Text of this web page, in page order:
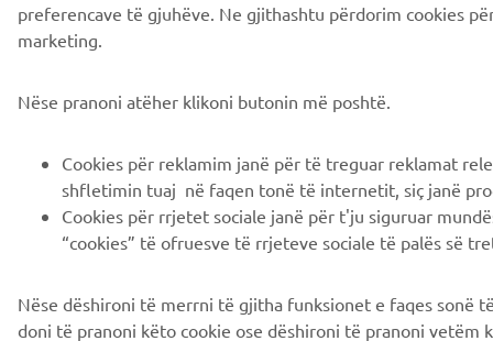
preferencave të gjuhëve. Ne gjithashtu përdorim cookies
marketing.
Nëse pranoni atëher klikoni butonin më poshtë.
Cookies për reklamim janë për të treguar reklamat
shfletimin tuaj në faqen tonë të internetit, siç janë
Cookies për rrjetet sociale janë për t'ju siguruar
“cookies” të ofruesve të rrjeteve sociale të palës së
Nëse dëshironi të merrni të gjitha funksionet e faqes sonë
doni të pranoni këto cookie ose dëshironi të pranoni